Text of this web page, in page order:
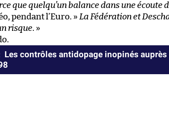
que quelqu’un balance dans une écoute
pendant l’Euro. » La Fédération et
risque. »
Les contrôles antidopage inopinés